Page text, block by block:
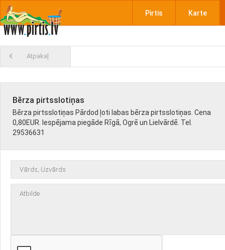
Pirtis Karte
Atpakaļ
Bērza pirtsslotiņas
Bērza pirtsslotiņas Pārdod ļoti labas bērza pirtsslotiņas. Cena
0,80EUR. Iespējama piegāde Rīgā, Ogrē un Lielvārdē. Tel.
29536631